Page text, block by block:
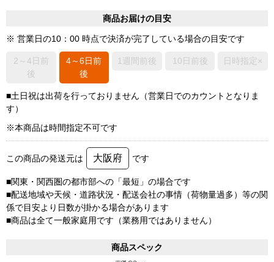
商品お届けの目安
※ 営業日の10：00 時点で決済が完了している場合の目安です
2～4日前
後
4～6日前
後
1週間前後 10日前後 日時指定×
■土日祝は出荷を行っておりません（営業日でのカウントとなりま
す）
※本商品は時間指定不可です
この商品の発送元は 大阪府 です
■関東・関西圏の都市部への「最短」の場合です
■配送地域や天候・道路状況・配送会社の事情（荷物量過多）等の関
係で目安より日数が掛かる場合があります
■商品は全て一般家庭用です（業務用ではありません）
商品スペック